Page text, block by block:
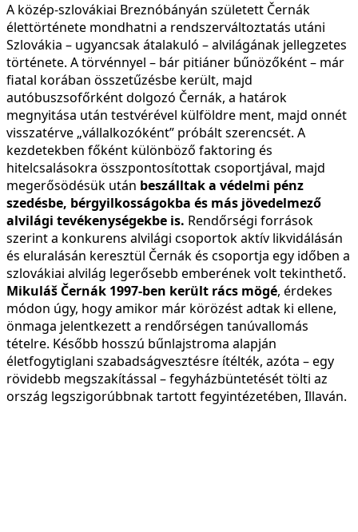
A közép-szlovákiai Breznóbányán született Černák
élettörténete mondhatni a rendszerváltoztatás utáni
Szlovákia – ugyancsak átalakuló – alvilágának jellegzetes
története. A törvénnyel – bár pitiáner bűnözőként – már
fiatal korában összetűzésbe került, majd
autóbuszsofőrként dolgozó Černák, a határok
megnyitása után testvérével külföldre ment, majd onnét
visszatérve „vállalkozóként” próbált szerencsét. A
kezdetekben főként különböző faktoring és
hitelcsalásokra összpontosítottak csoportjával, majd
megerősödésük után beszálltak a védelmi pénz
szedésbe, bérgyilkosságokba és más jövedelmező
alvilági tevékenységekbe is. Rendőrségi források
szerint a konkurens alvilági csoportok aktív likvidálásán
és eluralásán keresztül Černák és csoportja egy időben a
szlovákiai alvilág legerősebb emberének volt tekinthető.
Mikuláš Černák 1997-ben került rács mögé, érdekes
módon úgy, hogy amikor már körözést adtak ki ellene,
önmaga jelentkezett a rendőrségen tanúvallomás
tételre. Később hosszú bűnlajstroma alapján
életfogytiglani szabadságvesztésre ítélték, azóta – egy
rövidebb megszakítással – fegyházbüntetését tölti az
ország legszigorúbbnak tartott fegyintézetében, Illaván.